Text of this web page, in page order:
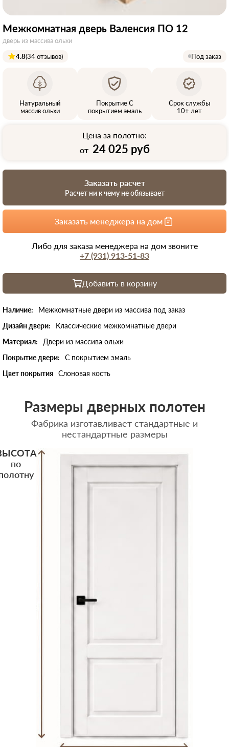
Межкомнатная дверь Валенсия ПО 12
дверь из массива ольхи
4.8(34 отзывов) Под заказ
Натуральный
массив ольхи
Покрытие С
покрытием эмаль
Срок службы
10+ лет
Цена за полотно:
от 24 025 руб
Добавить в корзину
Наличие:
Межкомнатные двери из массива под заказ
Дизайн двери:
Классические межкомнатные двери
Материал:
Двери из массива ольхи
Покрытие двери:
С покрытием эмаль
Цвет покрытия Слоновая кость
Заказать расчет
Расчет ни к чему не обязывает
Заказать менеджера на дом
Либо для заказа менеджера на дом звоните
+7 (931) 913-51-83
Размеры дверных полотен
Фабрика изготавливает стандартные и
нестандартные размеры
по